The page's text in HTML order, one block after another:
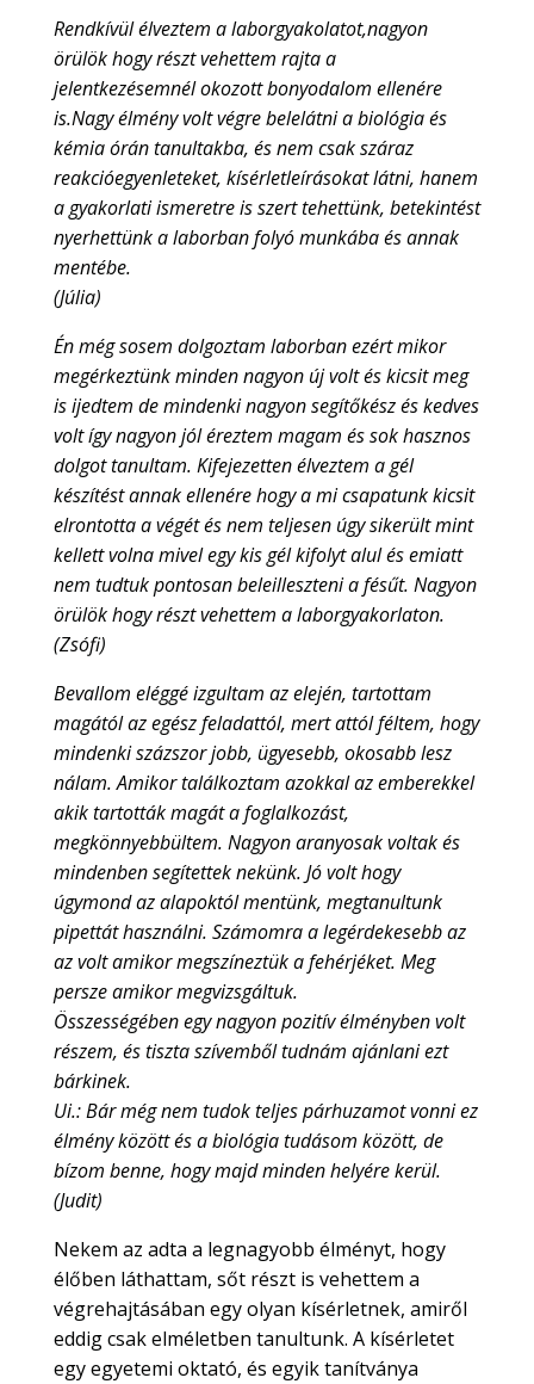
Rendkívül élveztem a laborgyakolatot,nagyon
örülök hogy részt vehettem rajta a
jelentkezésemnél okozott bonyodalom ellenére
is.Nagy élmény volt végre belelátni a biológia és
kémia órán tanultakba, és nem csak száraz
reakcióegyenleteket, kísérletleírásokat látni, hanem
a gyakorlati ismeretre is szert tehettünk, betekintést
nyerhettünk a laborban folyó munkába és annak
mentébe.
(Júlia)
Én még sosem dolgoztam laborban ezért mikor
megérkeztünk minden nagyon új volt és kicsit meg
is ijedtem de mindenki nagyon segítőkész és kedves
volt így nagyon jól éreztem magam és sok hasznos
dolgot tanultam. Kifejezetten élveztem a gél
készítést annak ellenére hogy a mi csapatunk kicsit
elrontotta a végét és nem teljesen úgy sikerült mint
kellett volna mivel egy kis gél kifolyt alul és emiatt
nem tudtuk pontosan beleilleszteni a fésűt. Nagyon
örülök hogy részt vehettem a laborgyakorlaton.
(Zsófi)
Bevallom eléggé izgultam az elején, tartottam
magától az egész feladattól, mert attól féltem, hogy
mindenki százszor jobb, ügyesebb, okosabb lesz
nálam. Amikor találkoztam azokkal az emberekkel
akik tartották magát a foglalkozást,
megkönnyebbültem. Nagyon aranyosak voltak és
mindenben segítettek nekünk. Jó volt hogy
úgymond az alapoktól mentünk, megtanultunk
pipettát használni. Számomra a legérdekesebb az
az volt amikor megszíneztük a fehérjéket. Meg
persze amikor megvizsgáltuk.
Összességében egy nagyon pozitív élményben volt
részem, és tiszta szívemből tudnám ajánlani ezt
bárkinek.
Ui.: Bár még nem tudok teljes párhuzamot vonni ez
élmény között és a biológia tudásom között, de
bízom benne, hogy majd minden helyére kerül.
(Judit)
Nekem az adta a legnagyobb élményt, hogy
élőben láthattam, sőt részt is vehettem a
végrehajtásában egy olyan kísérletnek, amiről
eddig csak elméletben tanultunk. A kísérletet
egy egyetemi oktató, és egyik tanítványa